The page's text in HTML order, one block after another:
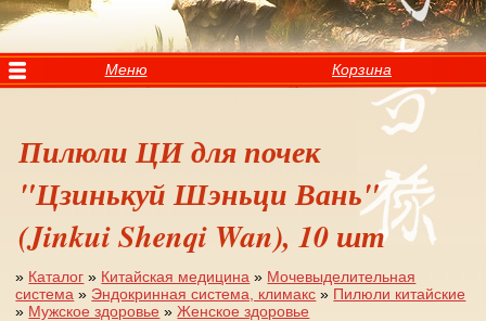
Меню Корзина
Пилюли ЦИ для почек
"Цзинькуй Шэньци Вань"
(Jinkui Shenqi Wan), 10 шт
Вы здесь
» Каталог » Китайская медицина » Мочевыделительная
система » Эндокринная система, климакс » Пилюли китайские
» Мужское здоровье »Женское здоровье